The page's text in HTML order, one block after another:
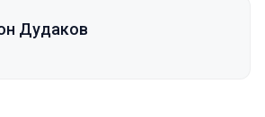
Дудаков